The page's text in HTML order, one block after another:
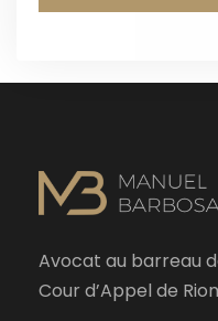
Avocat au barreau
Cour d’Appel de